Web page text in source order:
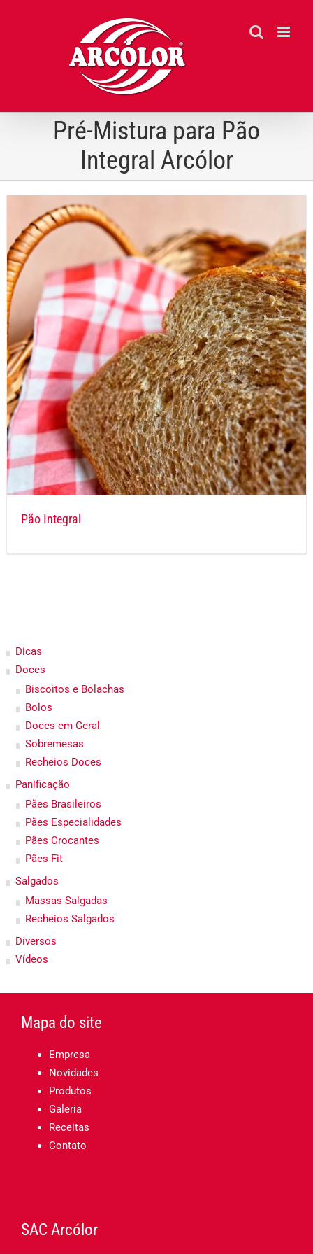
Pré-Mistura para Pão
Integral Arcólor
Pão Integral
Dicas
Doces
Biscoitos e Bolachas
Bolos
Doces em Geral
Sobremesas
Recheios Doces
Panificação
Pães Brasileiros
Pães Especialidades
Pães Crocantes
Pães Fit
Salgados
Massas Salgadas
Recheios Salgados
Diversos
Vídeos
Mapa do site
Empresa
Novidades
Produtos
Galeria
Receitas
Contato
SAC Arcólor